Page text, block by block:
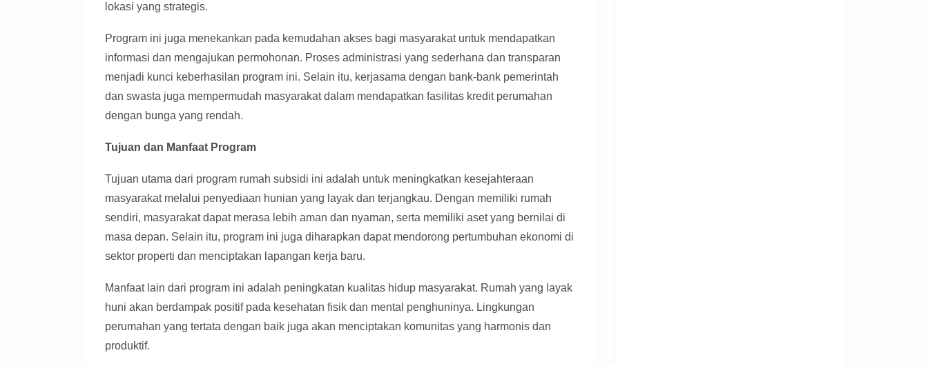
lokasi yang strategis.
Program ini juga menekankan pada kemudahan akses bagi masyarakat untuk mendapatkan
informasi dan mengajukan permohonan. Proses administrasi yang sederhana dan transparan
menjadi kunci keberhasilan program ini. Selain itu, kerjasama dengan bank-bank pemerintah
dan swasta juga mempermudah masyarakat dalam mendapatkan fasilitas kredit perumahan
dengan bunga yang rendah.
Tujuan dan Manfaat Program
Tujuan utama dari program rumah subsidi ini adalah untuk meningkatkan kesejahteraan
masyarakat melalui penyediaan hunian yang layak dan terjangkau. Dengan memiliki rumah
sendiri, masyarakat dapat merasa lebih aman dan nyaman, serta memiliki aset yang bernilai di
masa depan. Selain itu, program ini juga diharapkan dapat mendorong pertumbuhan ekonomi di
sektor properti dan menciptakan lapangan kerja baru.
Manfaat lain dari program ini adalah peningkatan kualitas hidup masyarakat. Rumah yang layak
huni akan berdampak positif pada kesehatan fisik dan mental penghuninya. Lingkungan
perumahan yang tertata dengan baik juga akan menciptakan komunitas yang harmonis dan
produktif.